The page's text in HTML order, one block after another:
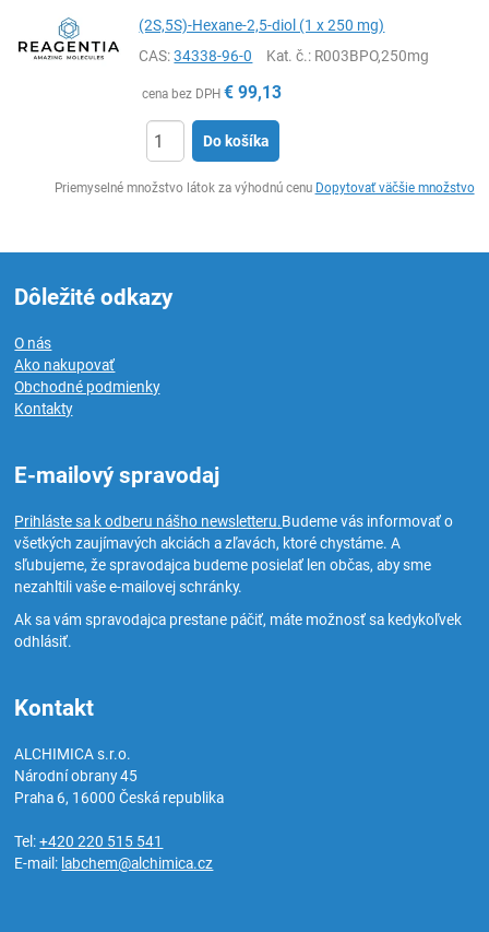
(2S,5S)-Hexane-2,5-diol (1 x 250 mg)
CAS:34338-96-0 Kat. č.: R003BPO,250mg
cena bez DPH € 99,13
Do košíka
Priemyselné množstvo látok za výhodnú cenu Dopytovať väčšie množstvo
Dôležité odkazy
O nás
Ako nakupovať
Obchodné podmienky
Kontakty
E-mailový spravodaj
Prihláste sa k odberu nášho newsletteru.Budeme vás informovať o
všetkých zaujímavých akciách a zľavách, ktoré chystáme. A
sľubujeme, že spravodajca budeme posielať len občas, aby sme
nezahltili vaše e-mailovej schránky.
Ak sa vám spravodajca prestane páčiť, máte možnosť sa kedykoľvek
odhlásiť.
Kontakt
ALCHIMICA s.r.o.
Národní obrany 45
Praha 6, 16000Česká republika
Tel:+420 220 515 541
E-mail: labchem@alchimica.cz